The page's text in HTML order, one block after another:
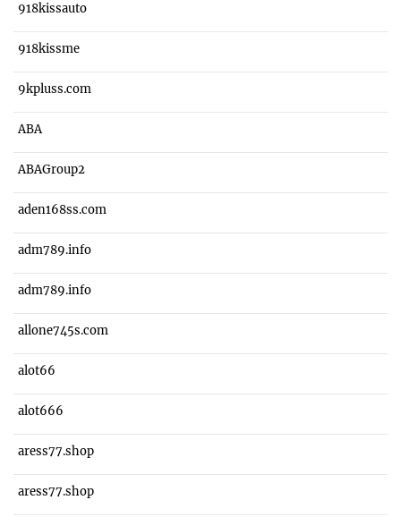
918kissauto
918kissme
9kpluss.com
ABA
ABAGroup2
aden168ss.com
adm789.info
adm789.info
allone745s.com
alot66
alot666
aress77.shop
aress77.shop